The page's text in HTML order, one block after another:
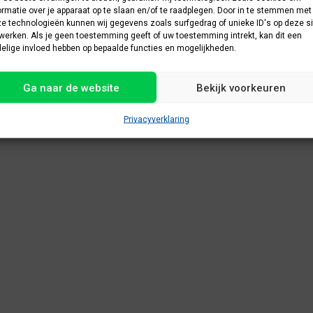
over je apparaat op te slaan en/of te raadplegen. Door in te stemmen met
technologieën kunnen wij gegevens zoals surfgedrag of unieke ID's op deze
Als je geen toestemming geeft of uw toestemming intrekt, kan dit een
invloed hebben op bepaalde functies en mogelijkheden.
Ga naar de website Bekijk voorkeuren
Privacyverklaring